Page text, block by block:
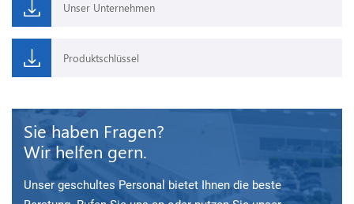
Unser Unternehmen
Produktschlüssel
Sie haben Fragen?
Wir helfen gern.
Unser geschultes Personal bietet Ihnen die beste